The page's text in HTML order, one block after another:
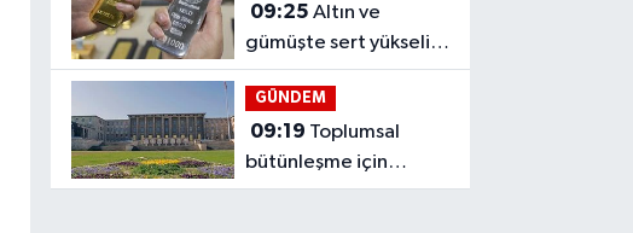
09:25 Altın ve
gümüşte sert yükseliş,
beş gelişme ralliyi
besledi
GÜNDEM
09:19
bütünleşme için
çerçeve yasa